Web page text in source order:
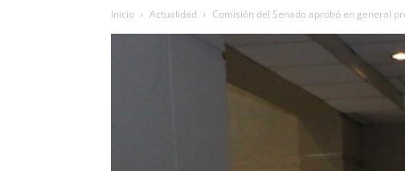
Inicio Actualidad Comisión del Senado aprobó en general